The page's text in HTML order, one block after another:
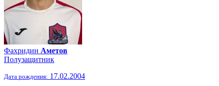
Фахридин Аметов
Полузащитник
Дата рождения: 17.02.2004